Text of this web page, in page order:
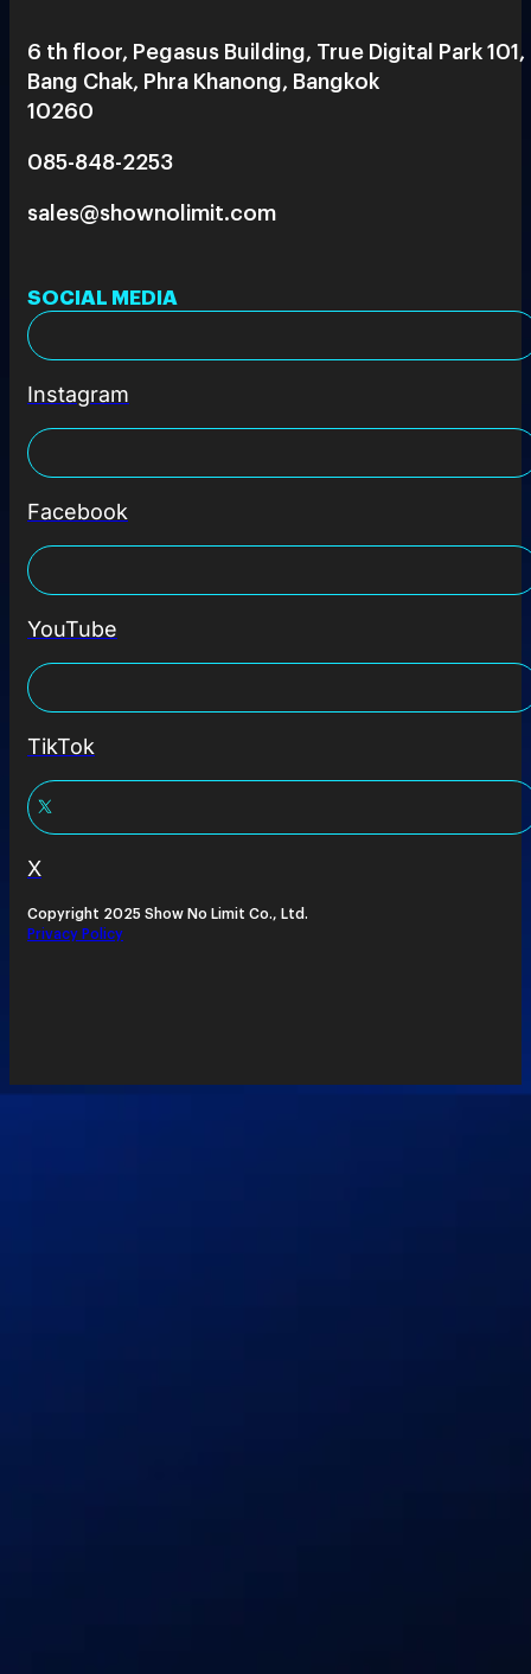
6 th floor, Pegasus Building, True Digital Park 101,
Bang Chak, Phra Khanong, Bangkok
10260
085-848-2253
sales@shownolimit.com
SOCIAL MEDIA
Instagram
Facebook
YouTube
TikTok
X
Copyright 2025 Show No Limit Co., Ltd.
Privacy Policy